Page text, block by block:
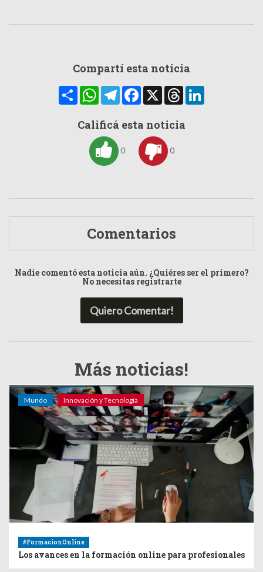
Compartí esta noticia
CompartirWhatsAppTelegramFacebook
X Threads
Calificá esta noticia
0 0
Comentarios
Nadie comentó esta noticia aún. ¿Quiéres ser el primero?
No necesitas registrarte
Quiero Comentar!
Más noticias!
Mundo Innovación y Tecnología
#FormacionOnline
Los avances en la formación online para profesionales